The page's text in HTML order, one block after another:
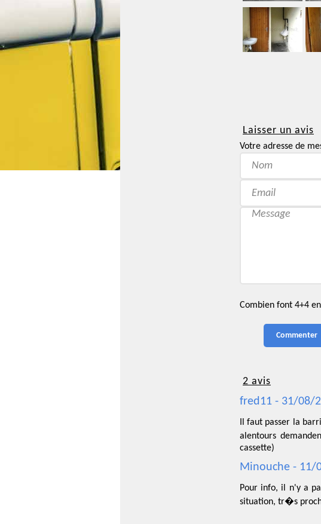
Laisser un avis
Votre adresse de
Combien font 4+4
2 avis
fred11 - 31/08/
Il faut passer la
alentours
cassette)
Minouche - 11/
Pour info, il n'y a
situation, tr�s